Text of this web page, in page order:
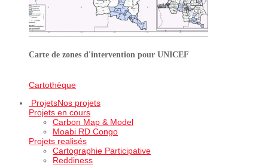
Carte de zones d'intervention pour UNICEF
Cartothèque
ProjetsNos projets
Projets en cours
Carbon Map & Model
Moabi RD Congo
Projets realisés
Cartographie Participative
Reddiness